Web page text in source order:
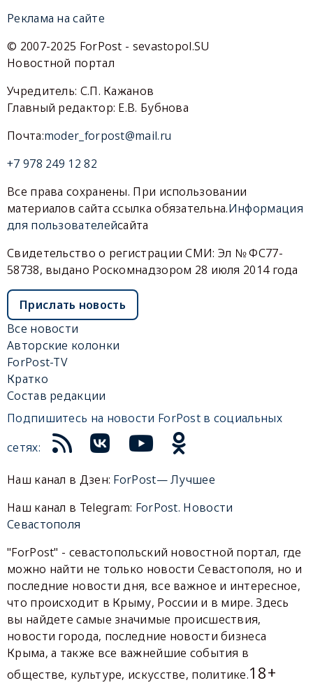
Реклама на сайте
© 2007-2025 ForPost - sevastopol.SU
Новостной портал
Учредитель: С.П. Кажанов
Главный редактор: Е.В. Бубнова
Почта:moder_forpost@mail.ru
+7 978 249 12 82
Все права сохранены. При использовании
материалов сайта ссылка обязательна.Информация
для пользователейсайта
Свидетельство о регистрации СМИ: Эл № ФС77-
58738, выдано Роскомнадзором 28 июля 2014 года
Прислать новость
Все новости
Авторские колонки
ForPost-TV
Кратко
Состав редакции
Подпишитесь на новости ForPost в социальных
сетях:
Наш канал в Дзен: ForPost— Лучшее
Наш канал в Telegram: ForPost. Новости
Севастополя
"ForPost" - севастопольский новостной портал, где
можно найти не только новости Севастополя, но и
последние новости дня, все важное и интересное,
что происходит в Крыму, России и в мире. Здесь
вы найдете самые значимые происшествия,
новости города, последние новости бизнеса
Крыма, а также все важнейшие события в
обществе, культуре, искусстве, политике.18+